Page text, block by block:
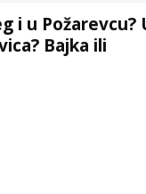
i u Požarevcu?
Bajka ili